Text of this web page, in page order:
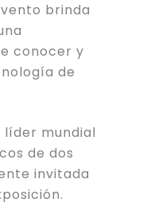
brinda
conocer y
de
líder mundial
de dos
invitada